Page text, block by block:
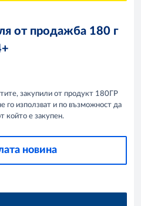
от продажба 180 г
закупили от продукт 180ГР
използват и по възможност да
който е закупен.
новина